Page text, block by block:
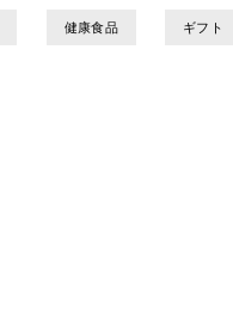
健康食品 ギフト